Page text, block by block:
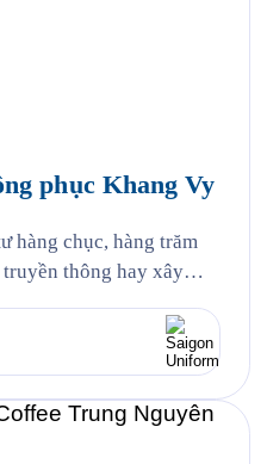
phục Khang Vy
hàng chục, hàng trăm
thông hay xây
từ những chi tiết gần
đội ngũ nhân sự